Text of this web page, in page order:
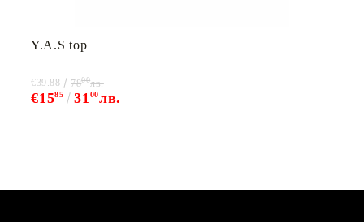
Y.A.S top
€1585 3100лв.
€39.88 7800лв.